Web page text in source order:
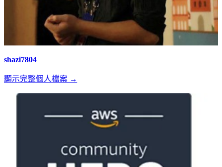
shazi7804
顯示完整個人檔案 →